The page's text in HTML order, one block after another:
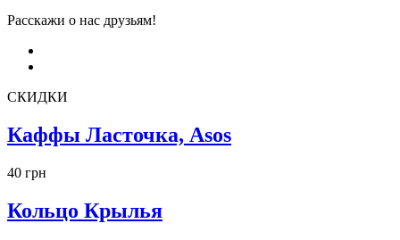
Расскажи о нас друзьям!
СКИДКИ
Каффы Ласточка, Asos
40 грн
Кольцо Крылья